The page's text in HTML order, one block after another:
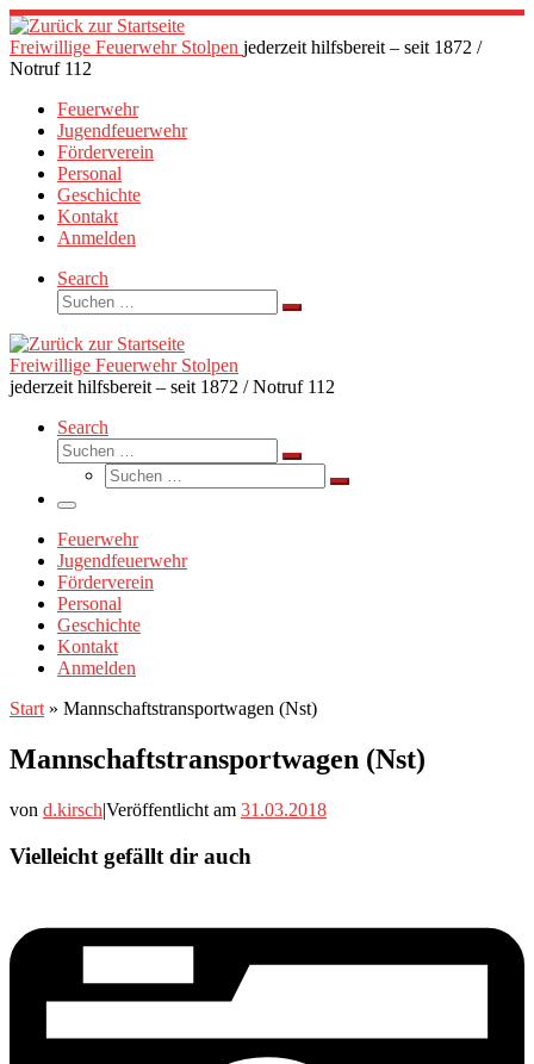
Zum
Inhalt
springen
Freiwillige Feuerwehr Stolpen jederzeit hilfsbereit – seit 1872 /
Notruf 112
Feuerwehr
Jugendfeuerwehr
Förderverein
Personal
Geschichte
Kontakt
Anmelden
Search
Suche
Suchen …
Freiwillige Feuerwehr Stolpen
jederzeit hilfsbereit – seit 1872 / Notruf 112
Search
Suche
Suchen …
Suche
Suchen …
Menü
Feuerwehr
Jugendfeuerwehr
Förderverein
Personal
Geschichte
Kontakt
Anmelden
Start » Mannschaftstransportwagen (Nst)
Mannschaftstransportwagen (Nst)
von d.kirsch|Veröffentlicht am 31.03.2018
Vielleicht gefällt dir auch